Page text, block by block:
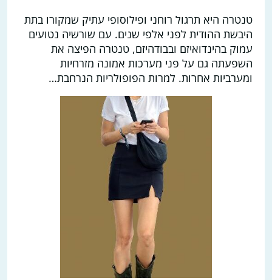
טנטרה היא תרגול רוחני ופילוסופי עתיק שמקורו בתת
היבשת ההודית לפני אלפי שנים. עם שורשיה נטועים
עמוק בהינדואיזם ובבודהיזם, טנטרה הפיצה את
השפעתה גם על פני מערכות אמונה מזרחיות
ומערביות אחרות. למרות הפופולריות הנרחבת…